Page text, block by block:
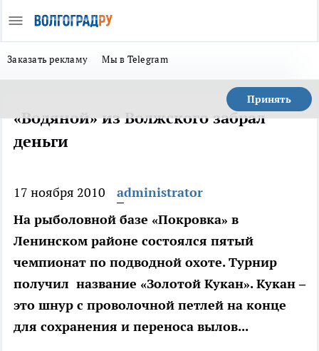
Заказать рекламу Мы в Telegram
Принять
«Водяной» из Волжского забрал
деньги
17 ноября 2010
administrator
На рыболовной базе «Покровка» в
Ленинском районе состоялся пятый
чемпионат по подводной охоте. Турнир
получил название «Золотой Кукан». Кукан –
это шнур с проволочной петлей на конце
для сохранения и переноса вылов...